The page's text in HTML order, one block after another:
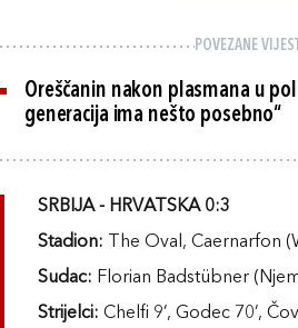
POVEZANE VIJESTI
Oreščanin nakon plasmana u
generacija ima nešto posebno“
SRBIJA - HRVATSKA 0:3
Stadion: The Oval, Caernarfon
Sudac: Florian Badstübner
Strijelci: Chelfi 9’, Godec 70’,